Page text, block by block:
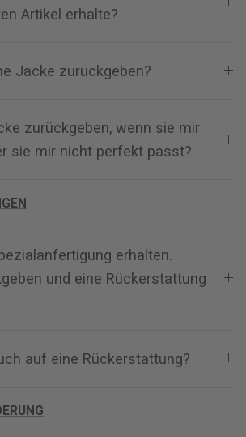
Artikel erhalte?
Jacke zurückgeben?
zurückgeben, wenn sie mir
sie mir nicht perfekt passt?
erhalten.
und eine Rückerstattung
auf eine Rückerstattung?